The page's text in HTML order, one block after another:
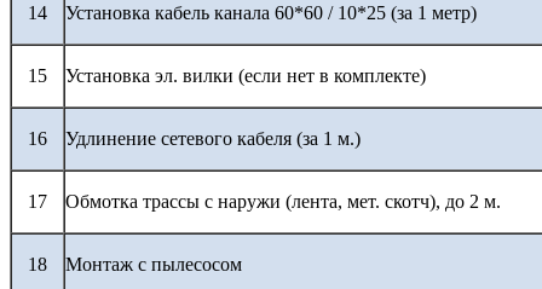
14 Установка кабель канала 60*60 / 10*25 (за 1 метр)
15 Установка эл. вилки (если нет в комплекте)
16 Удлинение сетевого кабеля (за 1 м.)
17 Обмотка трассы с наружи (лента, мет. скотч), до 2 м.
18 Монтаж с пылесосом